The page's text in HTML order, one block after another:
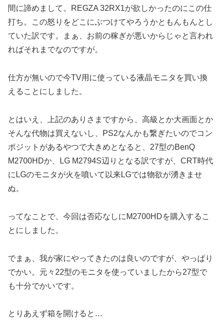
間に諦めまして。REGZA 32RX1が欲しかったのにこの仕
打ち。この怒りをどこにぶつけてやろうかともんもんとし
ていた訳です。まぁ、お前の稼ぎが悪いからじゃと言われ
ればそれまでなのですが。
仕方が無いので今TV用に使っている液晶モニタを買い換
えることにしました。
とはいえ、上記のありさまですから、高級とか大画面とか
そんな代物は買えないし、PS2なんかも繋ぎたいのでコン
ポジットがあるやつで大きめとなると、27型のBenQ
M2700HDか、LG M2794S辺りとなる訳ですが、CRT時代
にLGのモニタが火を噴いて以来LGでは物欲が湧きませ
ぬ。
ってなことで、今回は否応なしにM2700HDを購入するこ
とにしました。
でまぁ、我が家にやってきたのは良いのですが、やっぱり
でかい。元々22型のモニタを使っていましたから27型で
も十分でかいです。
とりあえず箱を開けると…